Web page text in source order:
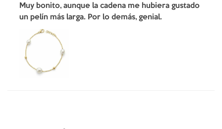
Muy bonito, aunque la cadena me hubiera gustado
un pelín más larga. Por lo demás, genial.